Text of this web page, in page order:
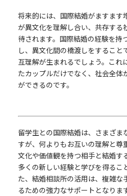
将来的には、国際結婚がますます
が異文化を理解し合い、共存する
待されます。国際結婚の経験を持
し、異文化間の橋渡しをすること
互理解が生まれるでしょう。これ
たカップルだけでなく、社会全体
ができるのです。
留学生との国際結婚は、さまざま
すが、何よりもお互いの理解と尊
文化や価値観を持つ相手と結婚す
多くの新しい経験と学びを得るこ
た、結婚相談所の活用は、複雑な
るための強力なサポートとなりま